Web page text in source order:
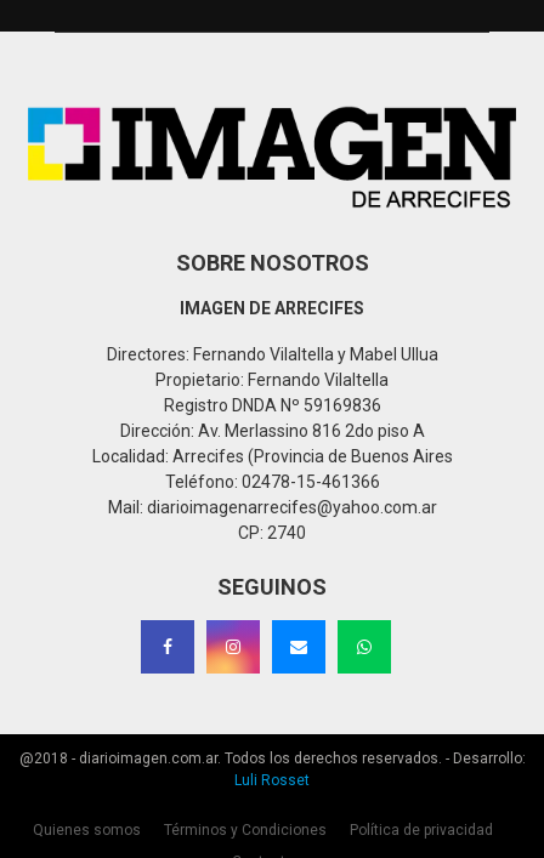
SOBRE NOSOTROS
IMAGEN DE ARRECIFES
Directores: Fernando Vilaltella y Mabel Ullua
Propietario: Fernando Vilaltella
Registro DNDA Nº 59169836
Dirección: Av. Merlassino 816 2do piso A
Localidad: Arrecifes (Provincia de Buenos Aires
Teléfono: 02478-15-461366
Mail: diarioimagenarrecifes@yahoo.com.ar
CP: 2740
SEGUINOS
@2018 - diarioimagen.com.ar. Todos los derechos reservados. - Desarrollo:
Luli Rosset
Quienes somos Términos y Condiciones
Política de privacidad